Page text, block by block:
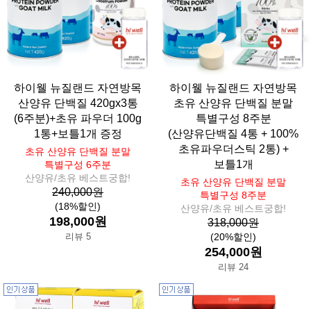
하이웰 뉴질랜드 자연방목
산양유 단백질 420gx3통
(6주분)+초유 파우더 100g
1통+보틀1개 증정
초유 산양유 단백질 분말
특별구성 6주분
산양유/초유 베스트궁합!
240,000원
(18%할인)
198,000원
리뷰 5
하이웰 뉴질랜드 자연방목
초유 산양유 단백질 분말
특별구성 8주분
(산양유단백질 4통 + 100%
초유파우더스틱 2통) +
보틀1개
초유 산양유 단백질 분말
특별구성 8주분
산양유/초유 베스트궁합!
318,000원
(20%할인)
254,000원
리뷰 24